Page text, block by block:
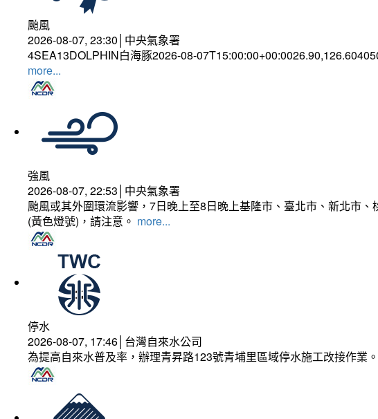
颱風
2026-08-07, 23:30│中央氣象署
4SEA13DOLPHIN白海豚2026-08-
more...
強風
2026-08-07, 22:53│中央氣象署
颱風或其外圍環流影響，7日晚上至8日晚上基隆市、臺北市、新北市
(黃色燈號)，請注意。 more...
停水
2026-08-07, 17:46│台灣自來水公司
為提高自來水普及率，辦理青昇路123號青埔里區域停水施工改接作業。